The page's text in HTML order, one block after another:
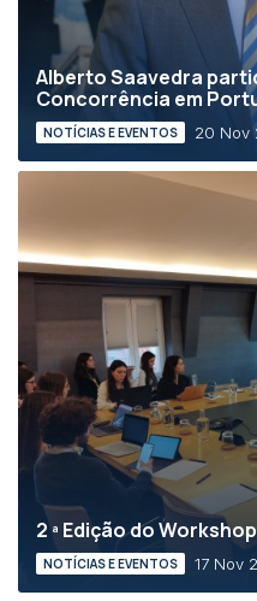
Alberto Saavedra
Concorrência em
NOTÍCIAS E EVENTOS 20 Nov
2 ª Edição do
NOTÍCIAS E EVENTOS 17 Nov